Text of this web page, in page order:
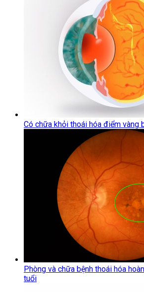
Có chữa khỏi thoái hóa điểm vàng
Phòng và chữa bệnh thoái hóa
tuổi